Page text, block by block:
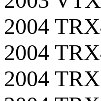
2004
2004
2004